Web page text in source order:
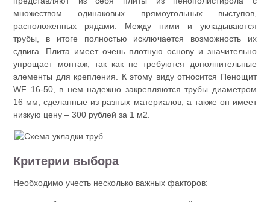
множеством одинаковых прямоугольных выступов,
расположенных рядами. Между ними и укладываются
трубы, в итоге полностью исключается возможность их
сдвига. Плита имеет очень плотную основу и значительно
упрощает монтаж, так как не требуются дополнительные
элементы для крепления. К этому виду относится Пенощит
WF 16-50, в нем надежно закрепляются трубы диаметром
16 мм, сделанные из разных материалов, а также он имеет
низкую цену – 300 рублей за 1 м2.
Критерии выбора
Необходимо учесть несколько важных факторов: